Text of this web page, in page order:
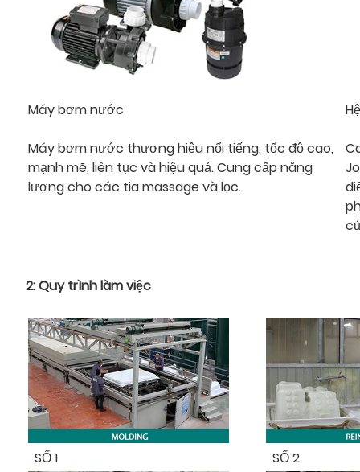
Máy bơm nước
Máy bơm nước thương hiệu nổi tiếng, tốc độ cao,
mạnh mẽ, liên tục và hiệu quả. Cung cấp năng
lượng cho các tia massage và lọc.
2: Quy trình làm việc
SỐ 1 SỐ 2